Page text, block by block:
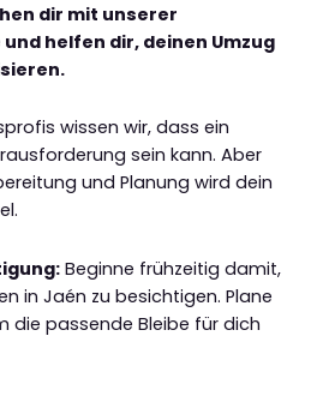
dir mit unserer
helfen dir, deinen Umzug
wissen wir, dass ein
sein kann. Aber
und Planung wird dein
Beginne frühzeitig damit,
in Jaén zu besichtigen. Plane
die passende Bleibe für dich